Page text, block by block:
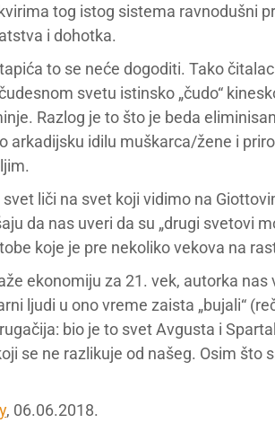
tog istog sistema ravnodušni
i dohotka.
to se neće dogoditi. Tako
svetu istinsko „čudo“
Razlog je to što je beda
arkadijsku idilu muškarca/žene i
liči na svet koji vidimo na
da nas uveri da su „drugi svetovi
koje je pre nekoliko vekova na
ekonomiju za 21. vek, autorka
ljudi u ono vreme zaista „bujali“
bio je to svet Avgusta i
se ne razlikuje od našeg. Osim što
, 06.06.2018.